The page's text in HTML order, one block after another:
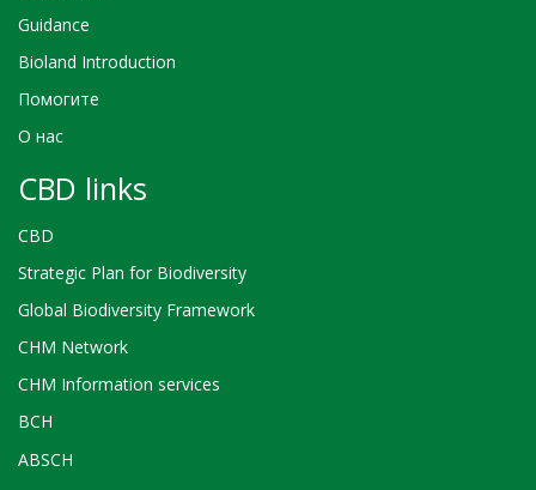
Guidance
Bioland Introduction
Помогите
О нас
CBD links
CBD
Strategic Plan for Biodiversity
Global Biodiversity Framework
CHM Network
CHM Information services
BCH
ABSCH